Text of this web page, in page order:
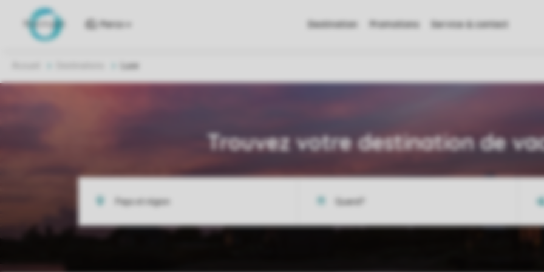
Parcs Destination Promotions Service & contact
Luxe